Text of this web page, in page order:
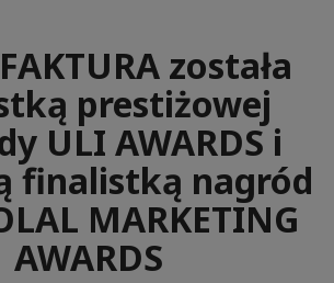
została
prestiżowej
ULI AWARDS i
finalistką nagród
MARKETING
AWARDS